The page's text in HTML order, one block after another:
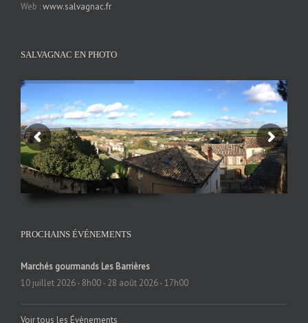
Web :www.salvagnac.fr
SALVAGNAC EN PHOTO
PROCHAINS ÉVÉNEMENTS
Marchés gourmands Les Barrières
10 juillet 2026 - 8h00- 28 août 2026 - 17h00
Voir tous les Évènements